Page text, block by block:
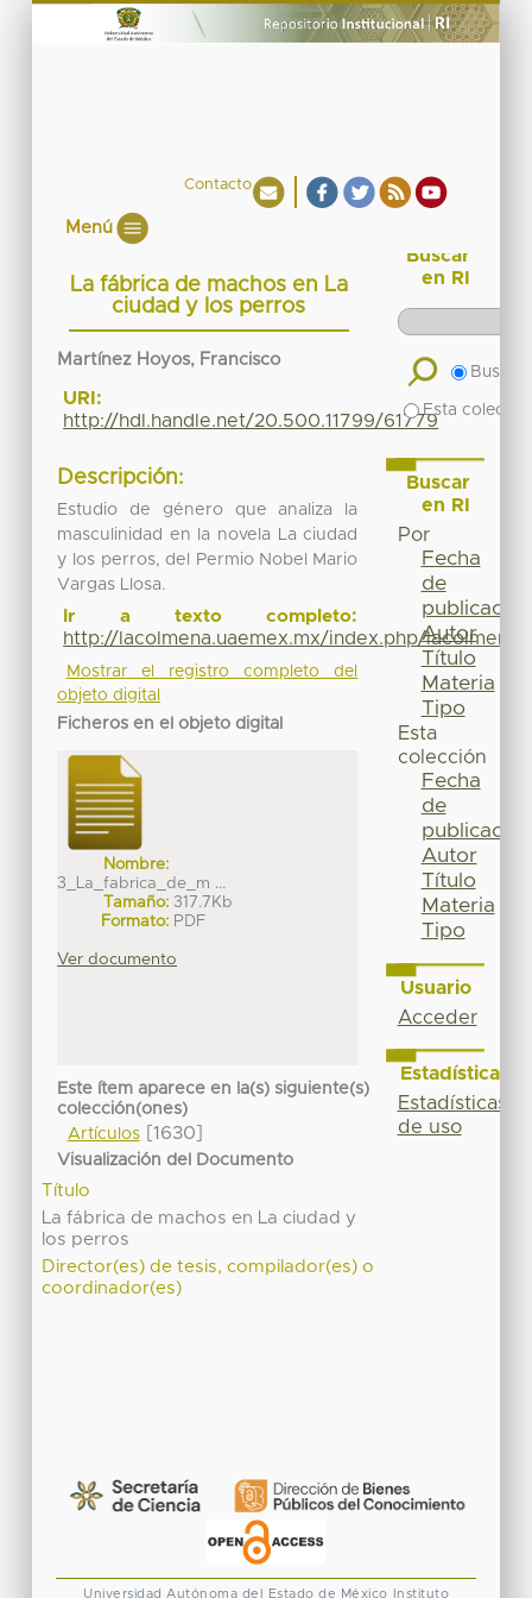
Contacto
Menú
La fábrica de machos en La
ciudad y los perros
Martínez Hoyos, Francisco
URI:
http://hdl.handle.net/20.500.11799/61779
Descripción:
Estudio de género que analiza la
masculinidad en la novela La ciudad
y los perros, del Permio Nobel Mario
Vargas Llosa.
Ir a texto completo:
http://lacolmena.uaemex.mx/index.php/
Mostrar el registro completo del
objeto digital
Ficheros en el objeto digital
Nombre:
3_La_fabrica_de_m ...
Tamaño: 317.7Kb
Formato: PDF
Ver documento
Este ítem aparece en la(s) siguiente(s)
colección(ones)
Artículos[1630]
Visualización del Documento
Título
La fábrica de machos en La ciudad y
los perros
Director(es) de tesis, compilador(es) o
coordinador(es)
Buscar
en RI
Buscar
Esta
Buscar
en RI
Por
Fecha
de
publicación
Autor
Título
Materia
Tipo
Esta
colección
Fecha
de
publicación
Autor
Título
Materia
Tipo
Usuario
Acceder
Estadísticas
Estadísticas
de uso
Universidad Autónoma del Estado de México Instituto